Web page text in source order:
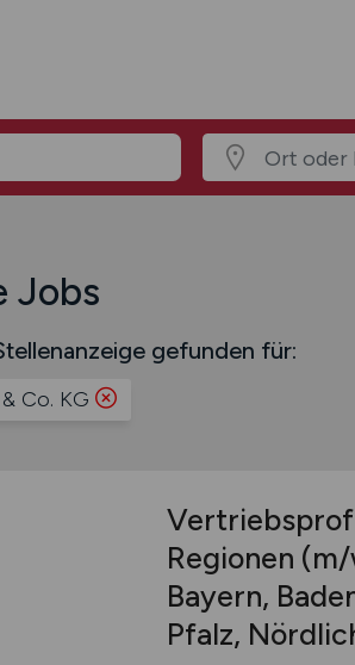
Jobs
gefunden für:
Co. KG
Regionen
Bayern,
Pfalz,